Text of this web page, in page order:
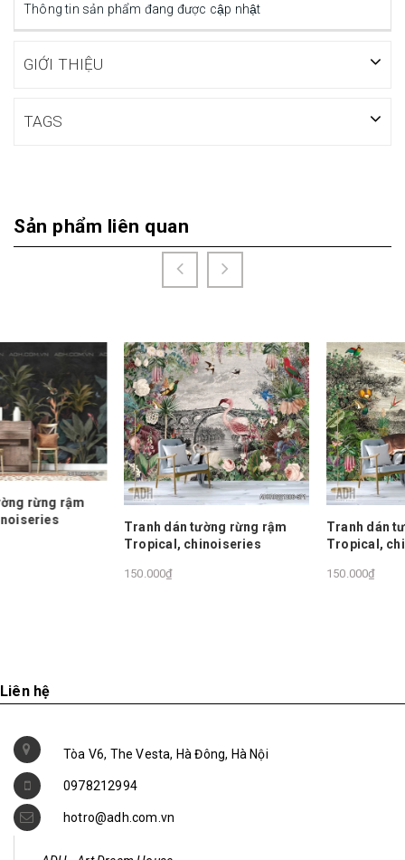
Thông tin sản phẩm đang được cập nhật
GIỚI THIỆU
TAGS
Sản phẩm liên quan
Tranh dán tường rừng rậm
Tropical, chinoiseries
Tranh dán tường rừng rậm
Tropical, chinoiseries
Liên hệ